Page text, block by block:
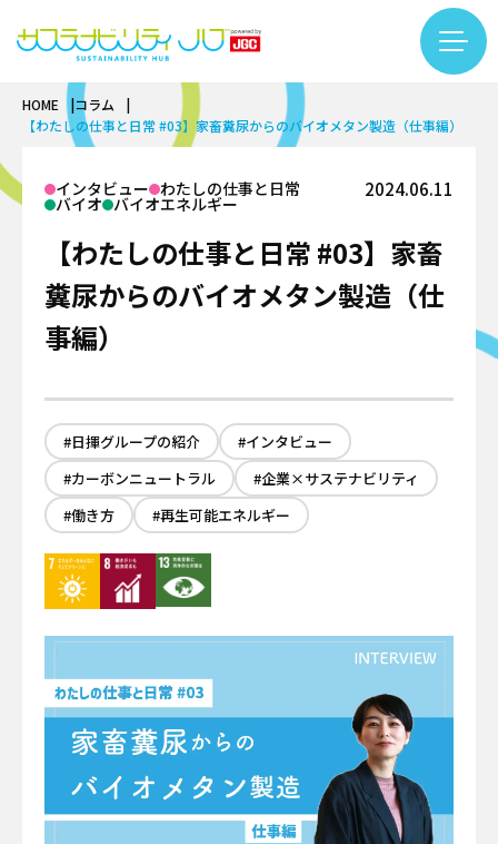
コラム一覧
カーボンニュートラル
基礎知識
再生可能エネルギー
LNG
アンモニア・水素
基礎知識
バイオものづくり
バイオエネルギー
サーキュラーエコノミー
繊維リサイクル
テクノロジー
安全
DX
プロジェクトマネジメント
テクノロジー
カーボンニュートラル
バイオ
サーキュラーエコノミー
働き方
わたしの仕事と日常
サステナビリティ推進
企業
イベント
用語集
わたしたちについて
お問い合わせ
資料一覧
フリーワード検索 カテゴリー検索
#LNG #インタビュー
#エキスパート
#カーボンニュートラル
#バイオものづくり
#事例
#企業×サステナビリティ
#佐久本太一シリーズ
#働き方
#再生可能エネルギー
#日揮グループの紹介
#繊維リサイクル
#身近なサステナビリティ
HOME
コラム
【わたしの仕事と日常 #03】家畜糞尿からのバイオメタン製造（仕事編）
インタビュー わたしの仕事と日常
バイオ バイオエネルギー
2024.06.11
【わたしの仕事と日常 #03】家畜
糞尿からのバイオメタン製造（仕
事編）
#日揮グループの紹介
#インタビュー
#カーボンニュートラル
#企業×サステナビリティ
#働き方
#再生可能エネルギー